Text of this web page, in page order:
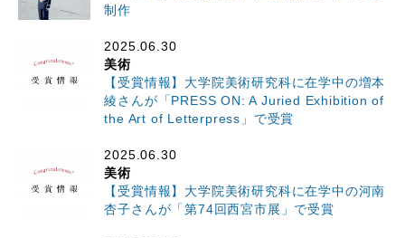
制作
2025.06.30
美術
【受賞情報】大学院美術研究科に在学中の増本
綾さんが「PRESS ON: A Juried Exhibition of
the Art of Letterpress」で受賞
2025.06.30
美術
【受賞情報】大学院美術研究科に在学中の河南
杏子さんが「第74回西宮市展」で受賞